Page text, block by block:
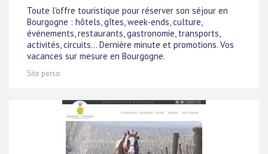
Toute l'offre touristique pour réserver son séjour en
Bourgogne : hôtels, gîtes, week-ends, culture,
événements, restaurants, gastronomie, transports,
activités, circuits... Dernière minute et promotions. Vos
vacances sur mesure en Bourgogne.
Site perso